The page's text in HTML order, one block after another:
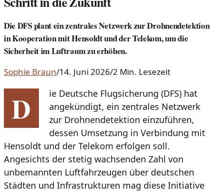
Die DFS plant ein zentrales Netzwerk zur Drohnendetektion
in Kooperation mit Hensoldt und der Telekom, um die
Sicherheit im Luftraum zu erhöhen.
Sophie Braun/14. Juni 2026/2 Min. Lesezeit
D
ie Deutsche Flugsicherung (DFS) hat
angekündigt, ein zentrales Netzwerk
zur Drohnendetektion einzuführen,
dessen Umsetzung in Verbindung mit
Hensoldt und der Telekom erfolgen soll.
Angesichts der stetig wachsenden Zahl von
unbemannten Luftfahrzeugen über deutschen
Städten und Infrastrukturen mag diese Initiative